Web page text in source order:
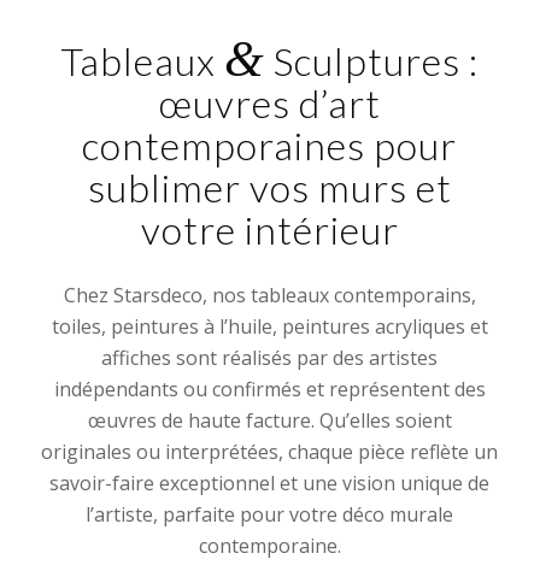
Tableaux & Sculptures :
œuvres d’art
contemporaines pour
sublimer vos murs et
votre intérieur
Chez Starsdeco, nos tableaux contemporains,
toiles, peintures à l’huile, peintures acryliques et
affiches sont réalisés par des artistes
indépendants ou confirmés et représentent des
œuvres de haute facture. Qu’elles soient
originales ou interprétées, chaque pièce reflète un
savoir-faire exceptionnel et une vision unique de
l’artiste, parfaite pour votre déco murale
contemporaine.